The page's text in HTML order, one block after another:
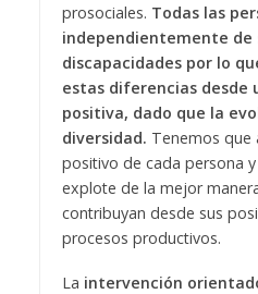
prosociales. Todas las
independientemente de
discapacidades por lo
estas diferencias desde
positiva, dado que la
diversidad. Tenemos que
positivo de cada persona
explote de la mejor
contribuyan desde sus
procesos productivos.
La intervención